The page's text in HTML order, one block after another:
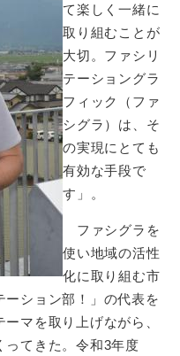
て楽しく一緒に
取り組むことが
大切。ファシリ
テーショングラ
フィック（ファ
シグラ）は、そ
の実現にとても
有効な手段で
す」。
ファシグラを
使い地域の活性
化に取り組む市
ーション部！」の代表を
マを取り上げながら、
ってきた。令和3年度